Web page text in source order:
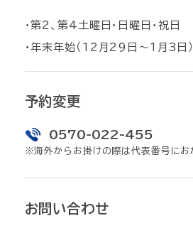
・第2、第4土曜日・日曜日・祝日
・年末年始（12月29日〜1月3日）
予約変更
0570-022-455
※海外からお掛けの際は代表番号にお
お問い合わせ